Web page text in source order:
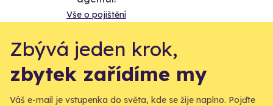
Vše o pojištění
Zbývá jeden krok,
zbytek zařídíme my
Váš e-mail je vstupenka do světa, kde se žije naplno. Pojďte